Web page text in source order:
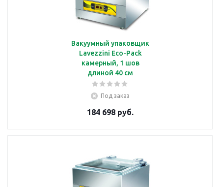
Вакуумный упаковщик
Lavezzini Eco-Pack
камерный, 1 шов
длиной 40 см
Под заказ
184 698 руб.